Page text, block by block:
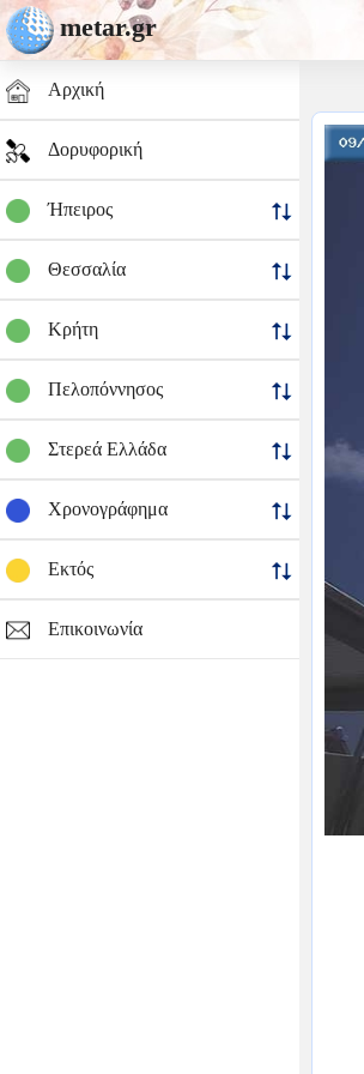
metar.gr
Αρχική
Δορυφορική
Ήπειρος
Θεσσαλία
Κρήτη
Πελοπόννησος
Στερεά Ελλάδα
Χρονογράφημα
Εκτός
Επικοινωνία